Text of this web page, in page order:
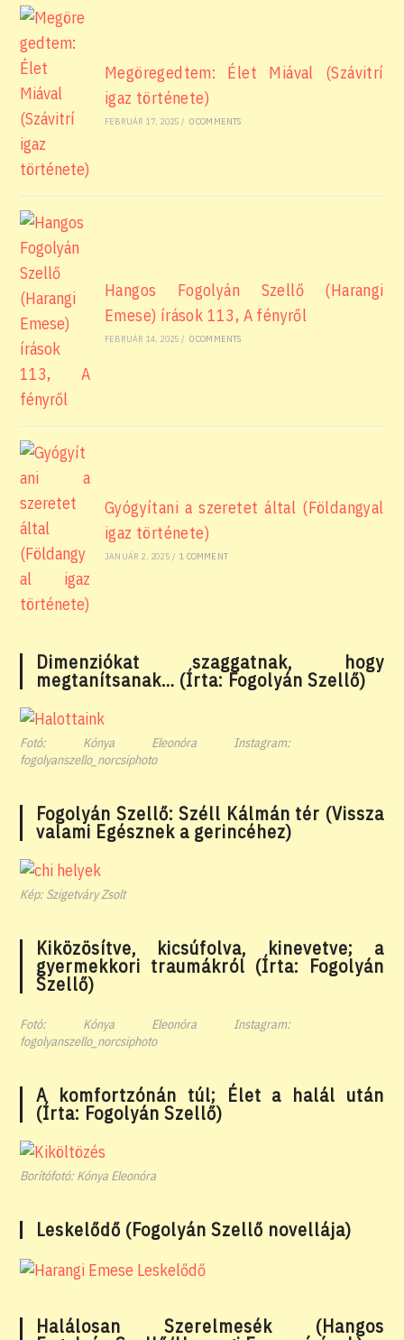
Megöregedtem: Élet Miával (Szávitrí
igaz története)
FEBRUÁR 17, 2025 / 0 COMMENTS
Hangos Fogolyán Szellő (Harangi
Emese) írások 113, A fényről
FEBRUÁR 14, 2025 / 0 COMMENTS
Gyógyítani a szeretet által (Földangyal
igaz története)
JANUÁR 2, 2025 / 1 COMMENT
Dimenziókat szaggatnak, hogy
megtanítsanak… (Írta: Fogolyán Szellő)
Fotó: Kónya Eleonóra Instagram:
fogolyanszello_norcsiphoto
Fogolyán Szellő: Széll Kálmán tér (Vissza
valami Egésznek a gerincéhez)
Kép: Szigetváry Zsolt
Kiközösítve, kicsúfolva, kinevetve; a
gyermekkori traumákról (Írta: Fogolyán
Szellő)
Fotó: Kónya Eleonóra Instagram:
fogolyanszello_norcsiphoto
A komfortzónán túl; Élet a halál után
(Írta: Fogolyán Szellő)
Borítófotó: Kónya Eleonóra
Leskelődő (Fogolyán Szellő novellája)
Halálosan Szerelmesék (Hangos